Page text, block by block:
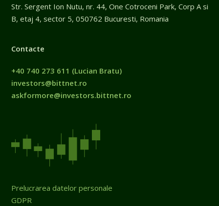
Str. Sergent Ion Nutu, nr. 44, One Cotroceni Park, Corp A si
B, etaj 4, sector 5, 050762 Bucuresti, Romania
Contacte
+40 740 273 611 (Lucian Bratu)
investors@bittnet.ro
askformore@investors.bittnet.ro
Prelucrarea datelor personale
GDPR